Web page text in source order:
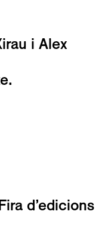
i Alex
d’edicions